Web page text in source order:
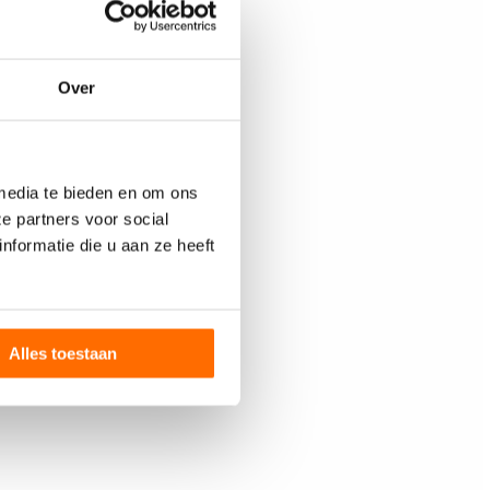
Over
te bieden en om ons
partners voor social
die u aan ze heeft
Alles toestaan